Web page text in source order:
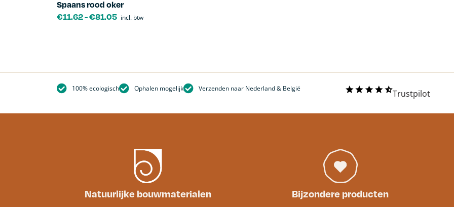
Spaans rood oker
€11.62-€81.05 incl. btw
100% ecologisch Ophalen mogelijk Verzenden naar Nederland & België Trustpilot
Natuurlijke bouwmaterialen Bijzondere producten